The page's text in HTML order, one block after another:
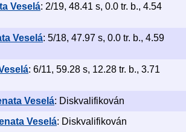
Veselá: 2/19, 48.41 s, 0.0 tr. b., 4.54
Veselá: 5/18, 47.97 s, 0.0 tr. b., 4.59
: 6/11, 59.28 s, 12.28 tr. b., 3.71
Veselá: Diskvalifikován
Veselá: Diskvalifikován